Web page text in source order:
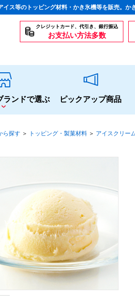
ス等のトッピング材料・かき氷機等を販売。か
クレジットカード、代引き、銀行振込
お支払い方法多数
生感覚の冷凍シロップ ハーブシロップ
ーツ アイスクリーム 白玉もち・わらび
ー カートリッジシェイバー 家庭用か
ウト
ランドで選ぶ ピックアップ商品
ら探す ＞ トッピング・製菓材料 ＞ アイスクリー